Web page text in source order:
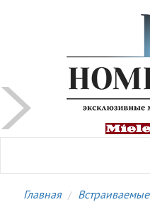
Главная
Встраиваемые